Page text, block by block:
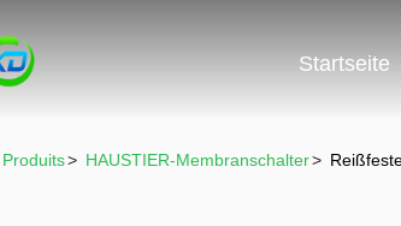
Startseite
Produits> HAUSTIER-Membranschalter>